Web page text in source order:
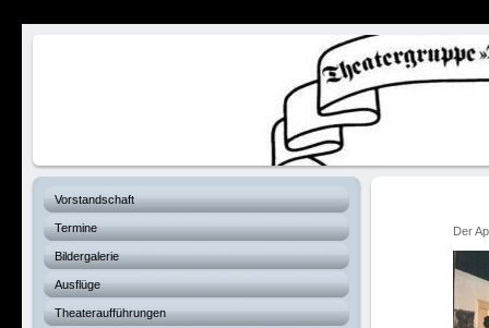
Vorstandschaft
Termine
Bildergalerie
Ausflüge
Theateraufführungen
Der